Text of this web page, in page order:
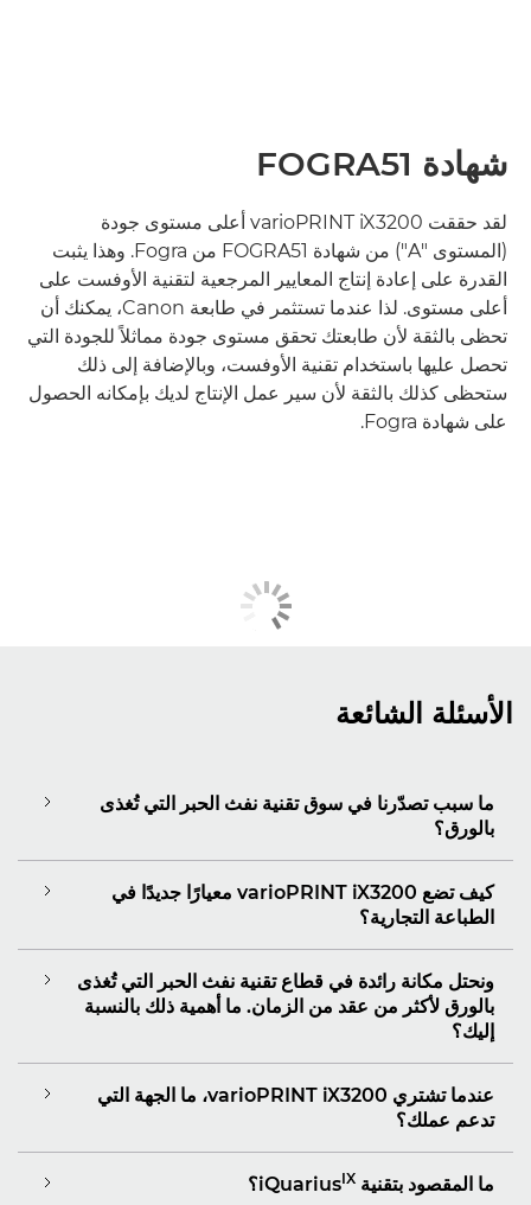
شهادة FOGRA51
لقد حققت varioPRINT iX3200 أعلى مستوى جودة
(المستوى "A") من شهادة FOGRA51 من Fogra. وهذا يثبت
القدرة على إعادة إنتاج المعايير المرجعية لتقنية الأوفست على
أعلى مستوى. لذا عندما تستثمر في طابعة Canon، يمكنك أن
تحظى بالثقة لأن طابعتك تحقق مستوى جودة مماثلاً للجودة التي
تحصل عليها باستخدام تقنية الأوفست، وبالإضافة إلى ذلك
ستحظى كذلك بالثقة لأن سير عمل الإنتاج لديك بإمكانه الحصول
على شهادة Fogra.
الأسئلة الشائعة
ما سبب تصدّرنا في سوق تقنية نفث الحبر التي تُغذى
بالورق؟
كيف تضع varioPRINT iX3200 معيارًا جديدًا في
الطباعة التجارية؟
ونحتل مكانة رائدة في قطاع تقنية نفث الحبر التي تُغذى
بالورق لأكثر من عقد من الزمان. ما أهمية ذلك بالنسبة
إليك؟
عندما تشتري varioPRINT iX3200، ما الجهة التي
تدعم عملك؟
ما المقصود بتقنية iQuarius IX